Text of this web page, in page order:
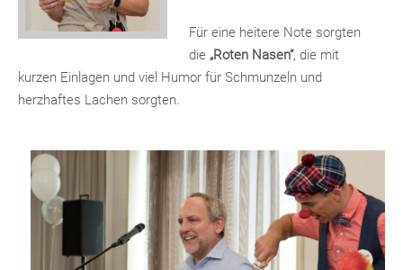
Für eine heitere Note sorgten
die „Roten Nasen“, die mit
kurzen Einlagen und viel Humor für Schmunzeln und
herzhaftes Lachen sorgten.